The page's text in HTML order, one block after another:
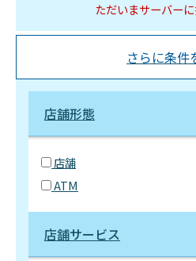
ただいまサーバーに
さらに条件
店舗形態
店舗
ATM
店舗サービス